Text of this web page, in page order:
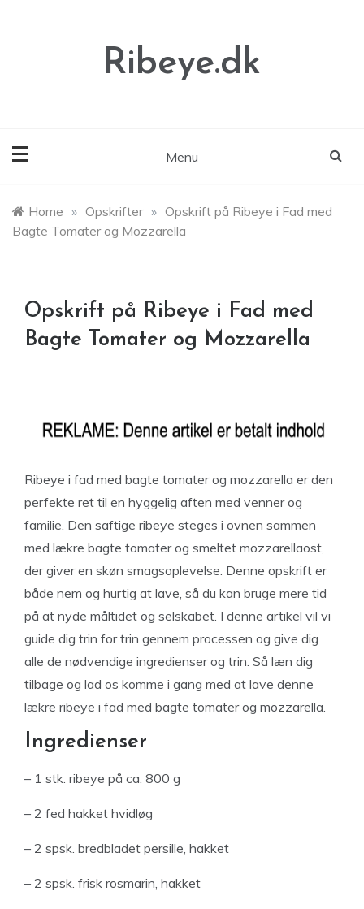
Ribeye.dk
Menu
Home » Opskrifter » Opskrift på Ribeye i Fad med
Bagte Tomater og Mozzarella
Opskrift på Ribeye i Fad med
Bagte Tomater og Mozzarella
Ribeye i fad med bagte tomater og mozzarella er den
perfekte ret til en hyggelig aften med venner og
familie. Den saftige ribeye steges i ovnen sammen
med lækre bagte tomater og smeltet mozzarellaost,
der giver en skøn smagsoplevelse. Denne opskrift er
både nem og hurtig at lave, så du kan bruge mere tid
på at nyde måltidet og selskabet. I denne artikel vil vi
guide dig trin for trin gennem processen og give dig
alle de nødvendige ingredienser og trin. Så læn dig
tilbage og lad os komme i gang med at lave denne
lækre ribeye i fad med bagte tomater og mozzarella.
Ingredienser
– 1 stk. ribeye på ca. 800 g
– 2 fed hakket hvidløg
– 2 spsk. bredbladet persille, hakket
– 2 spsk. frisk rosmarin, hakket